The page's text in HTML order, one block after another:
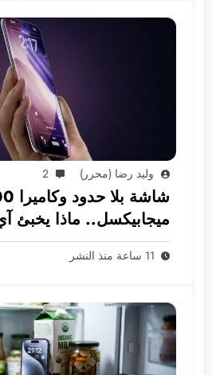
وليد رضا (محرر) 2
شاشة
ميجابيكسل.. ماذا
2028؟
11 ساعة منذ النشر